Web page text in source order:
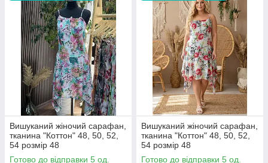
Вишуканий жіночий сарафан,
тканина "Коттон" 48, 50, 52,
54 розмір 48
Готово до відправки 5 од.
Вишуканий жіночий сарафан,
тканина "Коттон" 48, 50, 52,
54 розмір 48
Готово до відправки 5 од.